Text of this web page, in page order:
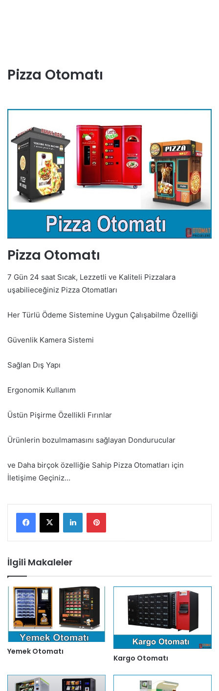
Pizza Otomatı
Pizza Otomatı
7 Gün 24 saat Sıcak, Lezzetli ve Kaliteli Pizzalara
uşabilieceğiniz Pizza Otomatları
Her Türlü Ödeme Sistemine Uygun Çalışabilme Özelliği
Güvenlik Kamera Sistemi
Sağlan Dış Yapı
Ergonomik Kullanım
Üstün Pişirme Özellikli Fırınlar
Ürünlerin bozulmamasını sağlayan Dondurucular
ve Daha birçok özelliğie Sahip Pizza Otomatları için
İletişime Geçiniz…
LinkedInPinterest
İlgili Makaleler
Yemek Otomatı
Kargo Otomatı